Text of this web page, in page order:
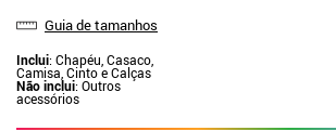
Guia de tamanhos
Inclui: Chapéu, Casaco,
Camisa, Cinto e Calças
Não inclui: Outros
acessórios